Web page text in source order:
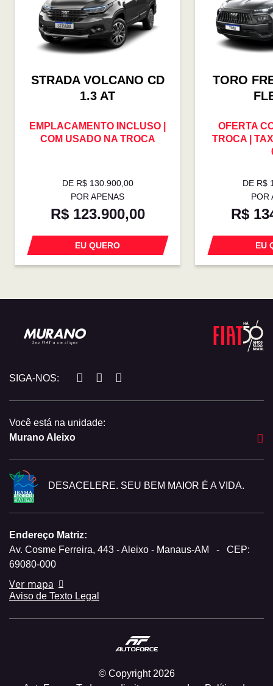
STRADA VOLCANO CD
1.3 AT
EMPLACAMENTO INCLUSO |
COM USADO NA TROCA
DE R$ 130.900,00
POR APENAS
R$ 123.900,00
EU QUERO
TORO
OFERTA
TROCA |
DE R$
POR
R$
EU
SIGA-NOS:
Você está na unidade:
Murano Aleixo
DESACELERE. SEU BEM MAIOR É A VIDA.
Endereço Matriz:
Av. Cosme Ferreira, 443 - Aleixo - Manaus-AM
-
CEP:
69080-000
Ver mapa
Aviso de Texto Legal
© Copyright 2026